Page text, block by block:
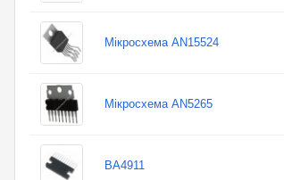
Мікросхема AN15524
Мікросхема AN5265
BA4911